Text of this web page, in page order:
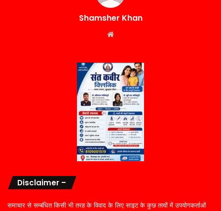
Shamsher Khan
Disclaimer –
समाचार से सम्बंधित किसी भी तरह के विवाद के लिए साइट के कुछ तत्वों में उपयोगकर्ताओं